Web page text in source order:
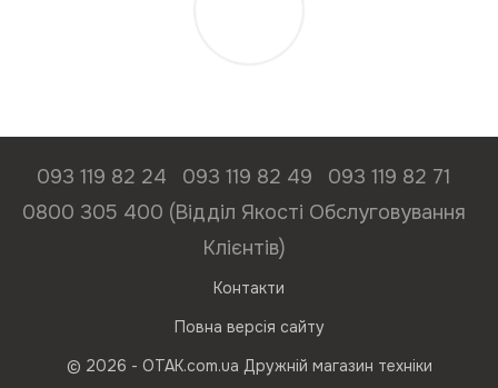
093 119 82 24 093 119 82 49
093 119 82 71
0800 305 400 (Відділ Якості Обслуговування
Клієнтів)
Контакти
Повна версія сайту
© 2026 - ОТАК.com.ua Дружній магазин техніки